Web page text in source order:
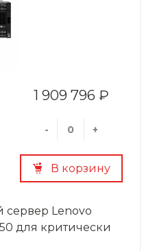
1 909 796 ₽
- +
В корзину
сервер Lenovo
для критически